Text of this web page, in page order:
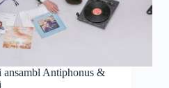
ansambl Antiphonus &